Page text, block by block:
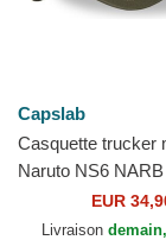
Capslab
Casquette trucker
Naruto NS6
EUR
Livraison